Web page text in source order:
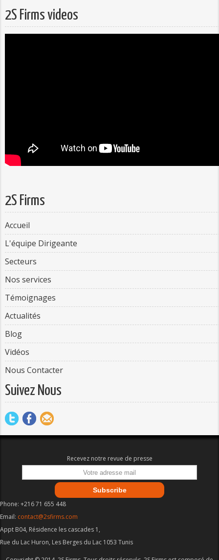
2S Firms videos
2S Firms
Accueil
L'équipe Dirigeante
Secteurs
Nos services
Témoignages
Actualités
Blog
Vidéos
Nous Contacter
Suivez Nous
Recevez notre revue de presse
Phone: +216 71 655 448
Email: contact@2sfirms.com
Appt B04, Résidence les cascades 1,
Rue du Lac Huron, Les Berges du Lac 1053 Tunis